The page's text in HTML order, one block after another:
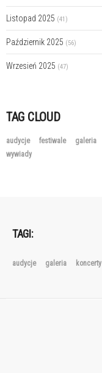
Listopad 2025 (41)
Październik 2025 (56)
Wrzesień 2025 (47)
TAG CLOUD
audycje festiwale galeria
wywiady
TAGI:
audycje galeria koncerty